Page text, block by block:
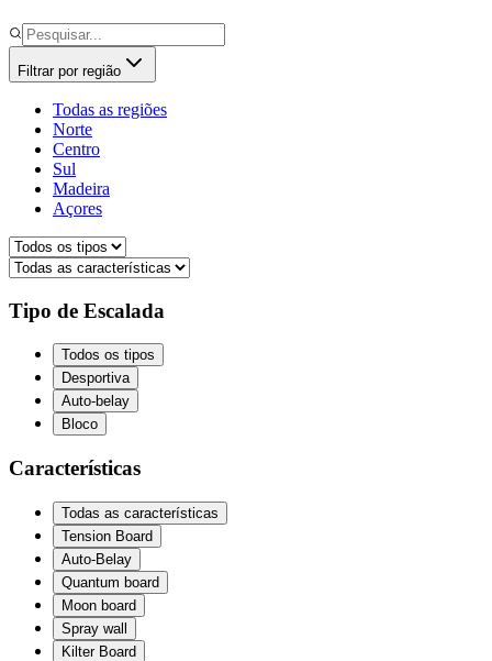
Filtrar por região
Todas as regiões
Norte
Centro
Sul
Madeira
Açores
Tipo de Escalada
Todos os tipos
Desportiva
Auto-belay
Bloco
Características
Todas as características
Tension Board
Auto-Belay
Quantum board
Moon board
Spray wall
Kilter Board